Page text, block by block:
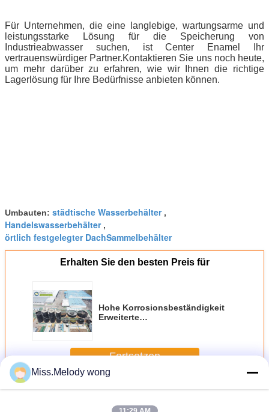
Für Unternehmen, die eine langlebige, wartungsarme und
leistungsstarke Lösung für die Speicherung von
Industrieabwasser suchen, ist Center Enamel Ihr
vertrauenswürdiger Partner.Kontaktieren Sie uns noch heute,
um mehr darüber zu erfahren, wie wir Ihnen die richtige
Lagerlösung für Ihre Bedürfnisse anbieten können.
Umbauten: städtische Wasserbehälter,
Handelswasserbehälter,
örtlich festgelegter DachSammelbehälter
Erhalten Sie den besten Preis für
Hohe Korrosionsbeständigkeit
Erweiterte
Fortsetzen
MehrIndustrieabwasser Tanks
Miss.Melody wong